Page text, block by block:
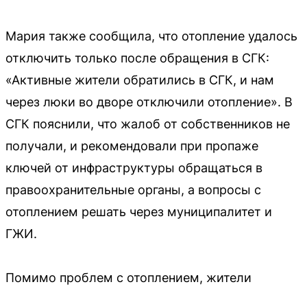
Мария также сообщила, что отопление удалось
отключить только после обращения в СГК:
«Активные жители обратились в СГК, и нам
через люки во дворе отключили отопление». В
СГК пояснили, что жалоб от собственников не
получали, и рекомендовали при пропаже
ключей от инфраструктуры обращаться в
правоохранительные органы, а вопросы с
отоплением решать через муниципалитет и
ГЖИ.
Помимо проблем с отоплением, жители